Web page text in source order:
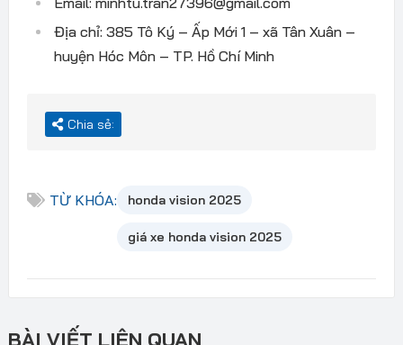
Địa chỉ: 385 Tô Ký – Ấp Mới 1 – xã Tân Xuân –
huyện Hóc Môn – TP. Hồ Chí Minh
Chia sẻ:
TỪ KHÓA: honda vision 2025
giá xe honda vision 2025
BÀI VIẾT LIÊN QUAN